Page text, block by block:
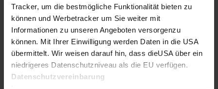
Tracker, um die bestmögliche Funktionalität bieten zu
können und Werbetracker um Sie weiter mit
Informationen zu unseren Angeboten versorgenzu
können. Mit Ihrer Einwilligung werden Daten in die USA
übermittelt. Wir weisen darauf hin, dass dieUSA über ein
niedrigeres Datenschutzniveau als die EU verfügen.
Datenschutzvereinbarung